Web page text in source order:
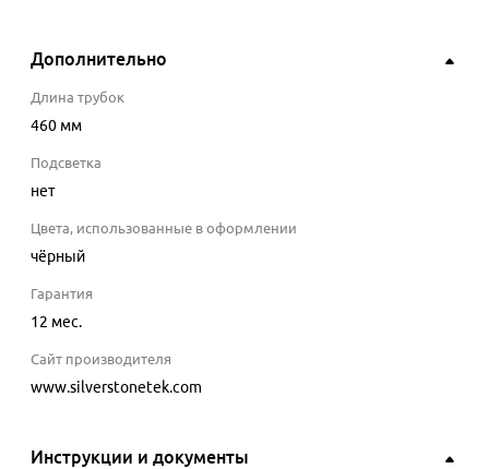
Дополнительно
Длина трубок
460 мм
Подсветка
нет
Цвета, использованные в оформлении
чёрный
Гарантия
12 мес.
Сайт производителя
www.silverstonetek.com
Инструкции и документы